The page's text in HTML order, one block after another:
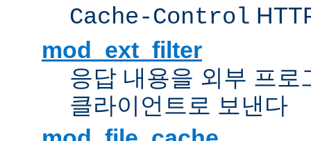
Cache-Control
mod_ext_filter
응답 내용을 외부 프로
클라이언트로 보낸다